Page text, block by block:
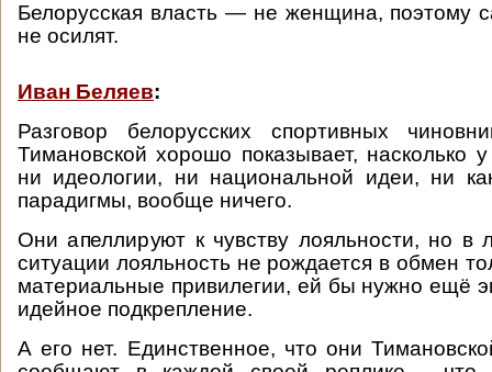
Белорусская власть — не женщина, поэтому
не осилят.
Иван Беляев:
Разговор белорусских спортивных
Тимановской хорошо показывает, насколько
ни идеологии, ни национальной идеи, ни
парадигмы, вообще ничего.
Они апеллируют к чувству лояльности, но в
ситуации лояльность не рождается в обмен
материальные привилегии, ей бы нужно ещё
идейное подкрепление.
А его нет. Единственное, что они